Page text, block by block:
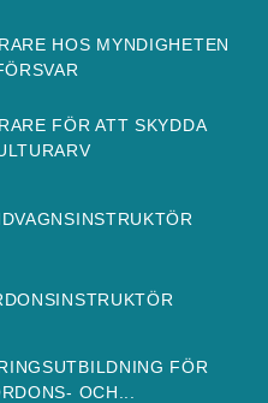
HOS MYNDIGHETEN
FÖR ATT SKYDDA
FÖR
OCH...